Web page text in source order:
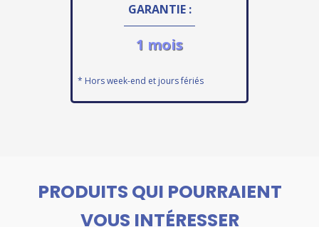
GARANTIE :
1 mois
* Hors week-end et jours fériés
PRODUITS QUI POURRAIENT
VOUS INTÉRESSER